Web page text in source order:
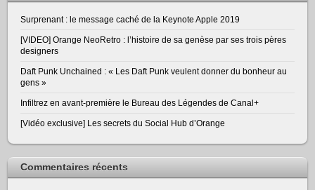
Surprenant : le message caché de la Keynote Apple 2019
[VIDEO] Orange NeoRetro : l’histoire de sa genèse par ses trois pères
designers
Daft Punk Unchained : « Les Daft Punk veulent donner du bonheur au
gens »
Infiltrez en avant-première le Bureau des Légendes de Canal+
[Vidéo exclusive] Les secrets du Social Hub d’Orange
Commentaires récents